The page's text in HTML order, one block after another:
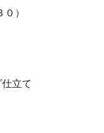
）
立て